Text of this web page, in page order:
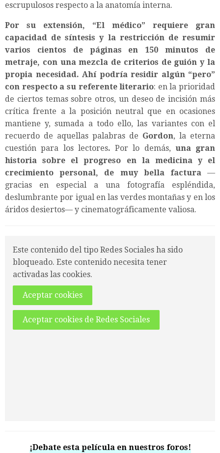
escrupulosos respecto a la anatomía interna.
Por su extensión, “El médico” requiere gran
capacidad de síntesis y la restricción de resumir
varios cientos de páginas en 150 minutos de
metraje, con una mezcla de criterios de guión y la
propia necesidad. Ahí podría residir algún “pero”
con respecto a su referente literario: en la prioridad
de ciertos temas sobre otros, un deseo de incisión más
crítica frente a la posición neutral que en ocasiones
mantiene y, sumada a todo ello, las variantes con el
recuerdo de aquellas palabras de Gordon, la eterna
cuestión para los lectores. Por lo demás, una gran
historia sobre el progreso en la medicina y el
crecimiento personal, de muy bella factura—
gracias en especial a una fotografía espléndida,
deslumbrante por igual en las verdes montañas y en los
áridos desiertos— y cinematográficamente valiosa.
Este contenido del tipo Redes Sociales ha sido
bloqueado. Este contenido necesita tener
activadas las cookies.
Aceptar cookies
Aceptar cookies de Redes Sociales
¡Debate esta película en nuestros foros!